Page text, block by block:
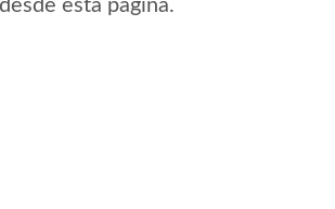
esta pagina.